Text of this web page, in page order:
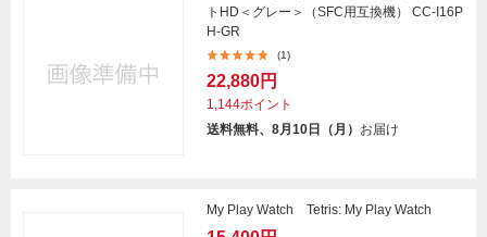
トHD＜グレー＞（SFC用互換機） CC-I16P
H-GR
(1)
22,880円
1,144ポイント
送料無料、8月10日（月） お届け
My Play Watch Tetris: My Play Watch